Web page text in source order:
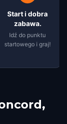
Start i dobra
zabawa.
Idź do punktu
startowego i graj!